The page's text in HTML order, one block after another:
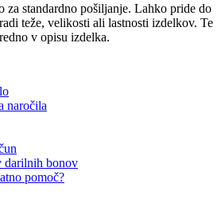
za standardno pošiljanje. Lahko pride do
teže, velikosti ali lastnosti izdelkov. Te
v opisu izdelka.
naročila
darilnih bonov
pomoč?